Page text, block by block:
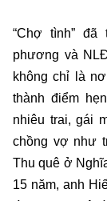
“Chợ tình”
phương và
không chỉ là
thành điểm
nhiêu trai, gái
chồng vợ như
Thu quê ở
15 năm, anh